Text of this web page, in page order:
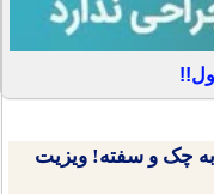
به چک و سفته! ویزیت